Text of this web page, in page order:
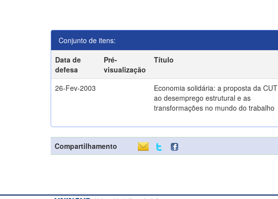
Conjunto de itens:
Data de
defesa
Pré-
visualização
Título
26-Fev-2003
Economia solidária: a proposta da CUT
ao desemprego estrutural e as
transformações no mundo do trabalho
Compartilhamento